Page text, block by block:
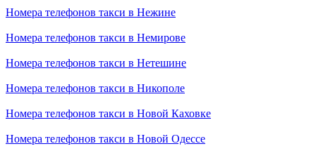
Номера телефонов такси в Нежине
Номера телефонов такси в Немирове
Номера телефонов такси в Нетешине
Номера телефонов такси в Никополе
Номера телефонов такси в Новой Каховке
Номера телефонов такси в Новой Одессе